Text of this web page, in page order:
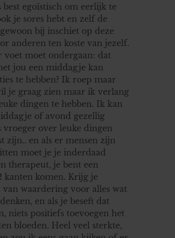
egoïstisch om eerlijk te
je sores hebt en zelf de
bij inschiet op deze
anderen ten koste van jezelf.
voet moet ondergaan: dat
jou een middagje kan
te hebben? Ik roep maar
je graag zien maar ik verlang
dingen te hebben. Ik kan
of avond gezellig
vroeger over leuke dingen
zijn.. en als er mensen zijn
moet je je inderdaad
therapeut, je bent een
kanten komen. Krijg je
van waardering voor alles wat
en als je beseft dat
niets positiefs toevoegen het
bloeden. Heel veel sterkte,